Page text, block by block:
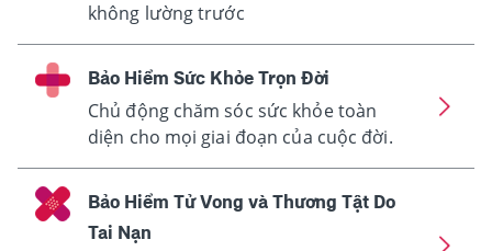
không lường trước
Bảo Hiểm Sức Khỏe Trọn Đời
Chủ động chăm sóc sức khỏe toàn
diện cho mọi giai đoạn của cuộc đời.
Bảo Hiểm Tử Vong và Thương Tật Do
Tai Nạn